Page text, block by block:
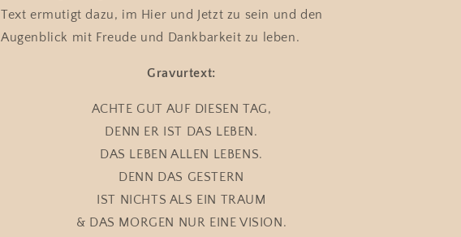
Text ermutigt dazu, im Hier und Jetzt zu sein und den
Augenblick mit Freude und Dankbarkeit zu leben.
Gravurtext:
ACHTE GUT AUF DIESEN TAG,
DENN ER IST DAS LEBEN.
DAS LEBEN ALLEN LEBENS.
DENN DAS GESTERN
IST NICHTS ALS EIN TRAUM
& DAS MORGEN NUR EINE VISION.